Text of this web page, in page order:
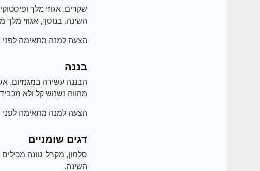
שקדים, אגוזי מלך
השינה. בנוסף, אגוזי מלך
הצעה למנה מתאימה לפני
בננה
הבננה עשירה במגנזיום,
מהווה נשנוש קל ולא
הצעה למנה מתאימה לפני
דגים שומניים
השינה.